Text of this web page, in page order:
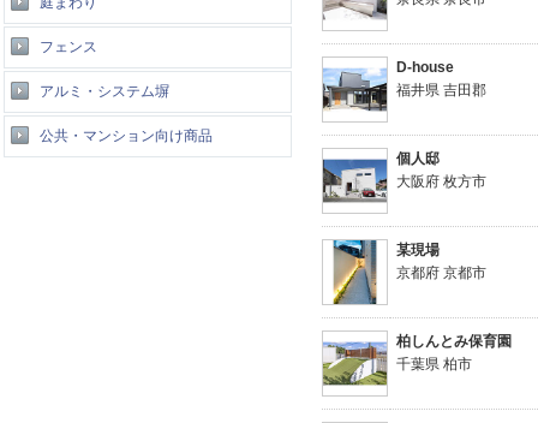
フェンス
アルミ・システム塀
公共・マンション向け商品
D-house
福井県 吉田郡
個人邸
大阪府 枚方市
某現場
京都府 京都市
柏しんとみ保育園
千葉県 柏市